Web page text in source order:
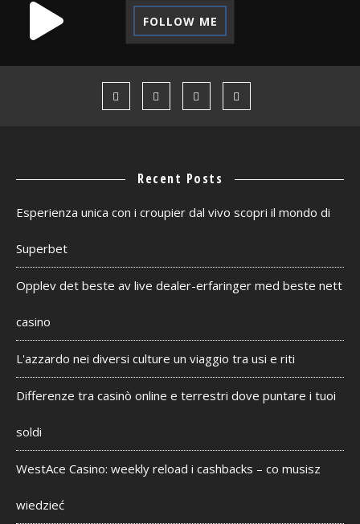
FOLLOW ME
Recent Posts
Esperienza unica con i croupier dal vivo scopri il mondo di
Superbet
Opplev det beste av live dealer-erfaringer med beste nett
casino
L'azzardo nei diversi culture un viaggio tra usi e riti
Differenze tra casinò online e terrestri dove puntare i tuoi
soldi
WestAce Casino: weekly reload i cashbacks – co musisz
wiedzieć